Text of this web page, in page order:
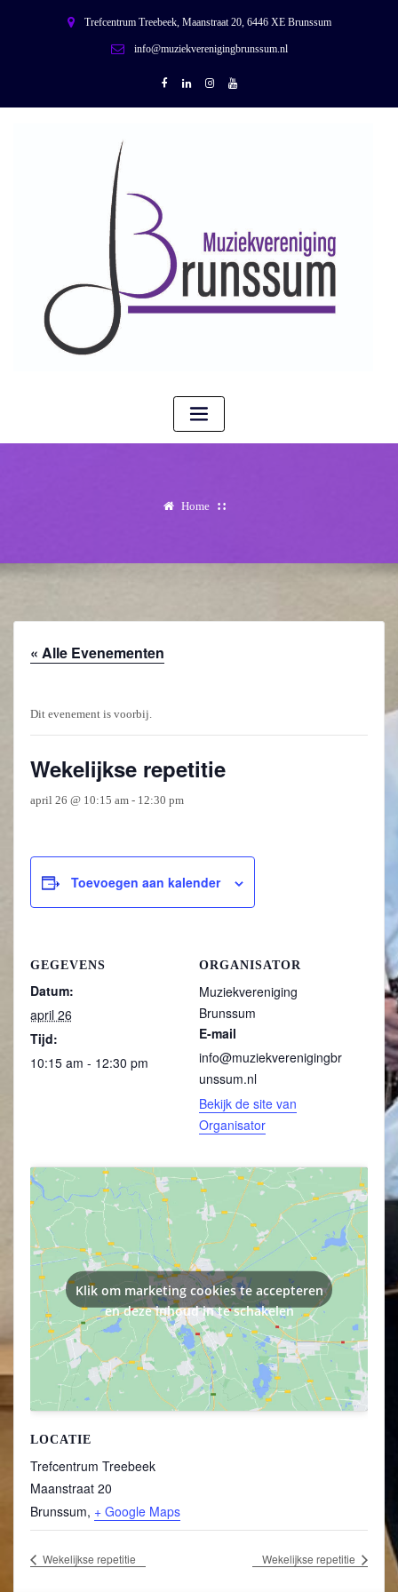
Trefcentrum Treebeek, Maanstraat 20, 6446 XE Brunssum
info@muziekverenigingbrunssum.nl
Home
« Alle Evenementen
Dit evenement is voorbij.
Wekelijkse repetitie
april 26 @ 10:15 am- 12:30 pm
Toevoegen aan kalender
GEGEVENS
Datum:
april 26
Tijd:
10:15 am - 12:30 pm
ORGANISATOR
Muziekvereniging
Brunssum
E-mail
info@muziekverenigingbr
unssum.nl
Bekijk de site van
Organisator
LOCATIE
Trefcentrum Treebeek
Maanstraat 20
Brunssum, + Google Maps
Klik om marketing cookies te accepteren
en deze inhoud in te schakelen
Wekelijkse repetitie Wekelijkse repetitie